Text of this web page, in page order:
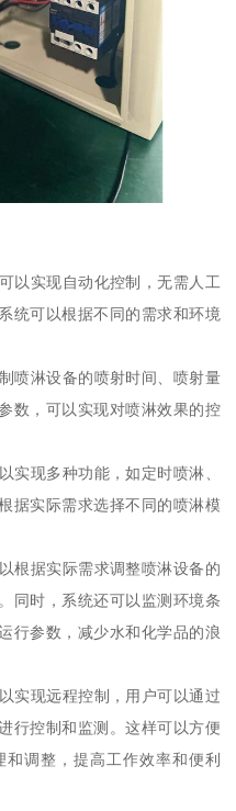
以实现自动化控制，无需人工
统可以根据不同的需求和环境
喷淋设备的喷射时间、喷射量
数，可以实现对喷淋效果的控
实现多种功能，如定时喷淋、
据实际需求选择不同的喷淋模
根据实际需求调整喷淋设备的
同时，系统还可以监测环境条
行参数，减少水和化学品的浪
实现远程控制，用户可以通过
行控制和监测。这样可以方便
调整，提高工作效率和便利